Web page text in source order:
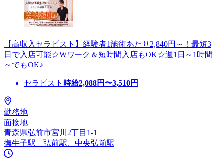
【高収入セラピスト】経験者1施術あたり2,840円～！最短3
日で入店可能☆Wワーク＆短時間入店もOK☆週1日～1時間
～でもOK♪
セラピスト 時給2,088円〜3,510円
勤務地
面接地
青森県弘前市宮川2丁目1-1
撫牛子駅、弘前駅、中央弘前駅